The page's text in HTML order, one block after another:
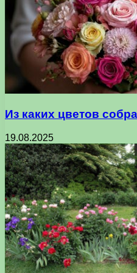
Из каких цветов
19.08.2025